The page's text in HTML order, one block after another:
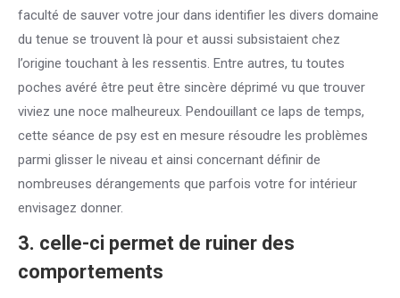
faculté de sauver votre jour dans identifier les divers domaine
du tenue se trouvent là pour et aussi subsistaient chez
l’origine touchant à les ressentis. Entre autres, tu toutes
poches avéré être peut être sincère déprimé vu que trouver
viviez une noce malheureux. Pendouillant ce laps de temps,
cette séance de psy est en mesure résoudre les problèmes
parmi glisser le niveau et ainsi concernant définir de
nombreuses dérangements que parfois votre for intérieur
envisagez donner.
3. celle-ci permet de ruiner des
comportements